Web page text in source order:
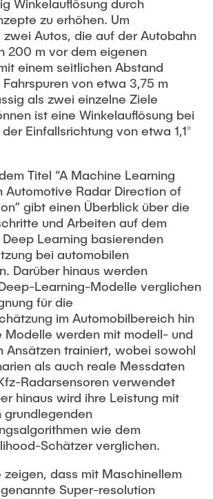
Winkelauflösung durch
zu erhöhen. Um
Autos, die auf der Autobahn
200 m vor dem eigenen
einem seitlichen Abstand
von etwa 3,75 m
als zwei einzelne Ziele
ist eine Winkelauflösung bei
Einfallsrichtung von etwa 1,1°
Titel “A Machine Learning
Automotive Radar Direction of
gibt einen Überblick über die
und Arbeiten auf dem
Learning basierenden
bei automobilen
Darüber hinaus werden
Learning-Modelle verglichen
für die
im Automobilbereich hin
Modelle werden mit modell- und
Ansätzen trainiert, wobei sowohl
als auch reale Messdaten
Radarsensoren verwendet
hinaus wird ihre Leistung mit
wie dem
Schätzer verglichen.
zeigen, dass mit Maschinellem
Super-resolution